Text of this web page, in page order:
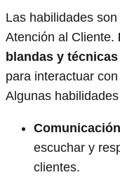
Las habilidades
Atención al Cliente.
blandas y técnicas
para interactuar
Algunas
escuchar y
clientes.